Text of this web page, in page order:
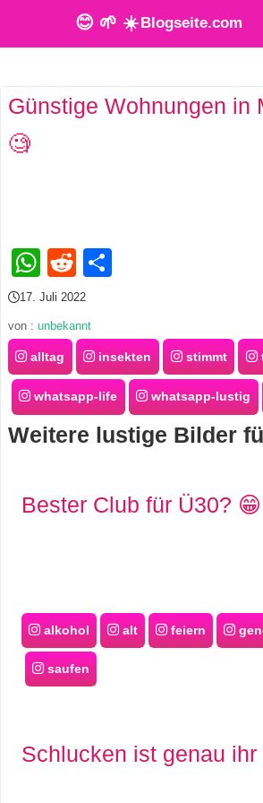
😊 🌱 ☀️Blogseite.com
n
l
e
T
o
o
l
s
Günstige Wohnungen in
🧐
WhatsApp
Reddit
17. Juli 2022
von : unbekannt
alltag insekten stimmt
whatsapp-life whatsapp-lustig
Weitere lustige Bilder
Bester Club für Ü30? 😁
alkohol alt feiern
saufen
Schlucken ist genau ihr